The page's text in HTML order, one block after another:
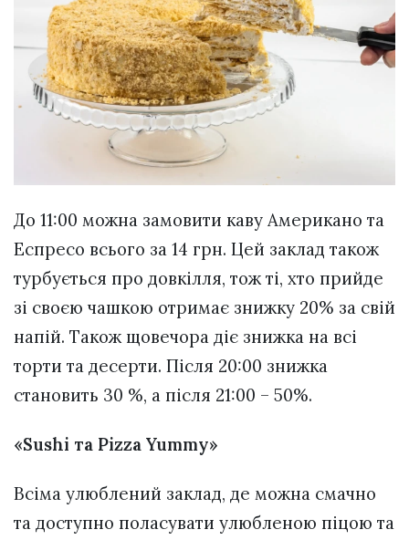
До 11:00 можна замовити каву Американо та
Еспресо всього за 14 грн. Цей заклад також
турбується про довкілля, тож ті, хто прийде
зі своєю чашкою отримає знижку 20% за свій
напій. Також щовечора діє знижка на всі
торти та десерти. Після 20:00 знижка
становить 30 %, а після 21:00 – 50%.
«Sushi та Pizza Yummy»
Всіма улюблений заклад, де можна смачно
та доступно поласувати улюбленою піцою та